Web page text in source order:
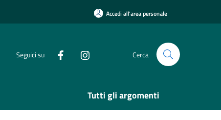
Accedi all'area personale
Seguici su Cerca
Tutti gli argomenti